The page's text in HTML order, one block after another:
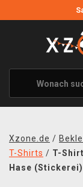
ANGEBOTE
ALLE MARKEN
XZONE
KLEIDUNG &
BÜCHER &
Xzone.de /
T-Shirts / T-
Hase (Stickerei)